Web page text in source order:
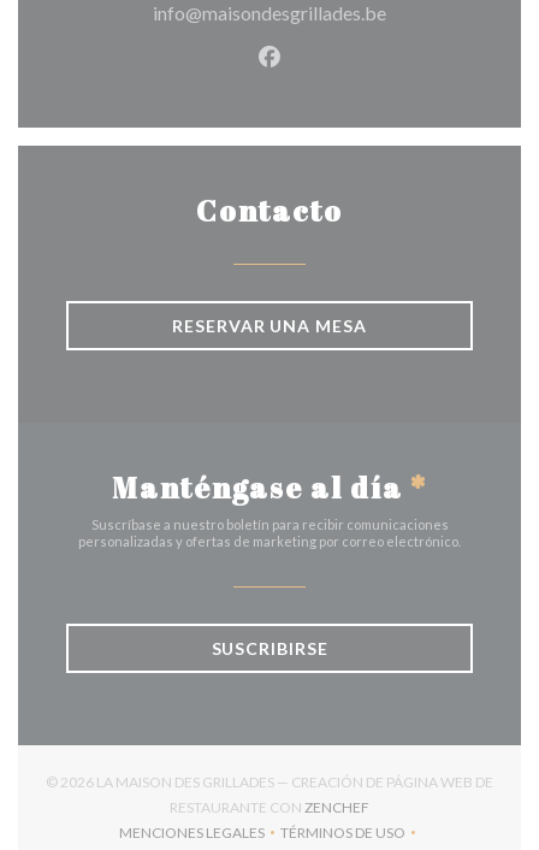
info@maisondesgrillades.be
Facebook ((abre en una
Contacto
RESERVAR UNA MESA
Manténgase al día *
Suscríbase a nuestro boletín para recibir comunicaciones
personalizadas y ofertas de marketing por correo electrónico.
SUSCRIBIRSE
© 2026 LA MAISON DES GRILLADES — CREACIÓN DE PÁGINA WEB DE
RESTAURANTE CON ZENCHEF
MENCIONES LEGALES
((ABRE EN UNA NUEVA VENTANA))
TÉRMINOS DE USO
((ABRE EN UNA NUEVA